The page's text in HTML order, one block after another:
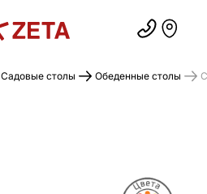
Садовые столы Обеденные столы